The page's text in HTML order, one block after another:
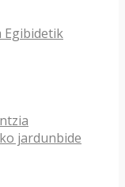
jardunbide